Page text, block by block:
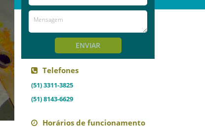
ENVIAR
Telefones
(51) 3311-3825
(51) 8143-6629
Horários de funcionamento